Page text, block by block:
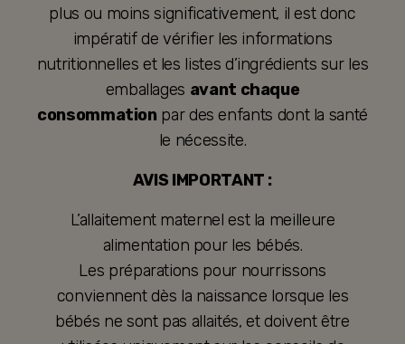
plus ou moins significativement, il est donc
impératif de vérifier les informations
nutritionnelles et les listes d’ingrédients sur les
emballages avant chaque
consommation par des enfants dont la santé
le nécessite.
AVIS IMPORTANT :
L’allaitement maternel est la meilleure
alimentation pour les bébés.
Les préparations pour nourrissons
conviennent dès la naissance lorsque les
bébés ne sont pas allaités, et doivent être